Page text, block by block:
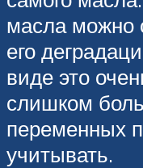
масла можно
его
виде это
слишком
переменных
учитывать.